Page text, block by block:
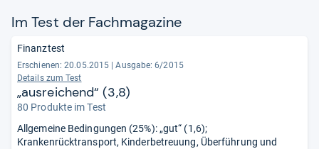
Im Test der Fach­ma­ga­zine
Finanztest
Erschienen: 20.05.2015
Ausgabe: 6/2015
Details zum Test
„ausreichend“ (3,8)
80 Produkte im Test
Allgemeine Bedingungen (25%): „gut“ (1,6);
Krankenrücktransport, Kinderbetreuung, Überführung und